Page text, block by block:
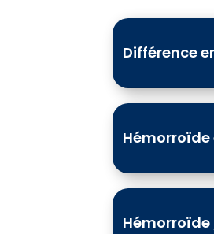
Différence
Hémorroïde